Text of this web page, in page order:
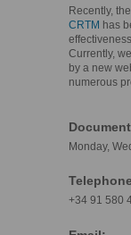
Recently,
CRTM has
Currently,
by a new
numerous
Monday,
+34 91 580